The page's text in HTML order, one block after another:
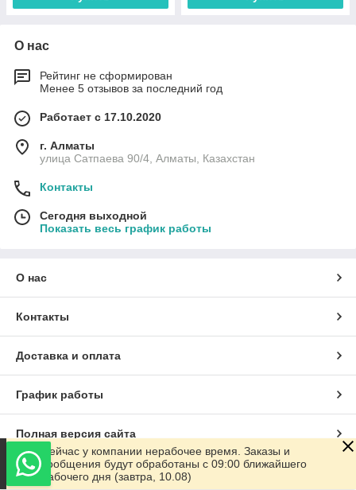
О нас
Рейтинг не сформирован
Менее 5 отзывов за последний год
Работает с 17.10.2020
г. Алматы
улица Сатпаева 90/4, Алматы, Казахстан
Контакты
Сегодня выходной
Показать весь график работы
О нас
Контакты
Доставка и оплата
График работы
Полная версия сайта
Сайт создан на маркетплейсеSatu.kz
Сейчас у компании нерабочее время. Заказы и
сообщения будут обработаны с 09:00 ближайшего
рабочего дня (завтра, 10.08)